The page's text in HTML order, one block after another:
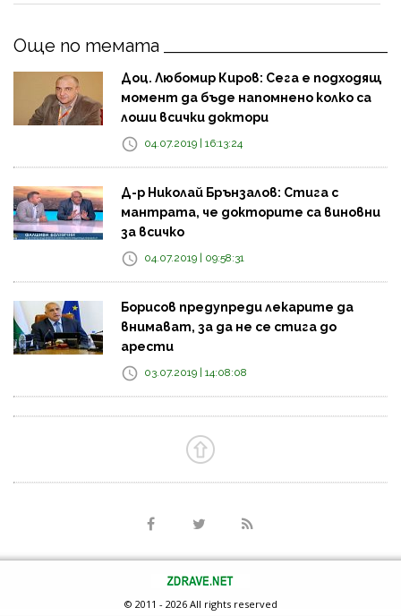
Още по темата
Доц. Любомир Киров: Сега е подходящ
момент да бъде напомнено колко са
лоши всички доктори
04.07.2019 | 16:13:24
Д-р Николай Брънзалов: Стига с
мантрата, че докторите са виновни
за всичко
04.07.2019 | 09:58:31
Борисов предупреди лекарите да
внимават, за да не се стига до
арести
03.07.2019 | 14:08:08
© 2011 - 2026 All rights reserved